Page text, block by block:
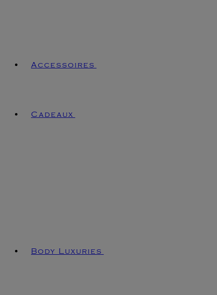
Accessoires
Cadeaux
Body Luxuries